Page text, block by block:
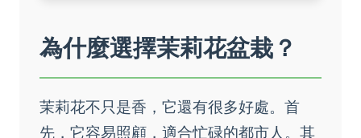
為什麼選擇茉莉花盆栽？
茉莉花不只是香，它還有很多好處。首
先，它容易照顧，適合忙碌的都市人。其